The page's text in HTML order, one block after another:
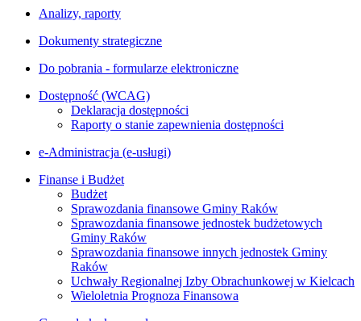
Analizy, raporty
Dokumenty strategiczne
Do pobrania - formularze elektroniczne
Dostępność (WCAG)
Deklaracja dostępności
Raporty o stanie zapewnienia dostępności
e-Administracja (e-usługi)
Finanse i Budżet
Budżet
Sprawozdania finansowe Gminy Raków
Sprawozdania finansowe jednostek budżetowych
Gminy Raków
Sprawozdania finansowe innych jednostek Gminy
Raków
Uchwały Regionalnej Izby Obrachunkowej w Kielcach
Wieloletnia Prognoza Finansowa